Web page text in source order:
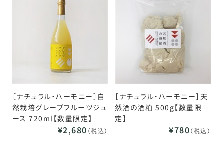
［ナチュラル・ハーモニー］自
然栽培グレープフルーツジュ
ース 720ml【数量限定】
¥2,680 （税込）
［ナチュラル・ハーモニー］天
然酒の酒粕 500g【数量限
定】
¥780（税込）